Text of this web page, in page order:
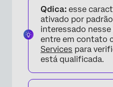
Qdica: esse
ativado por
interessado
entre em contato
Services para
está qualificada.